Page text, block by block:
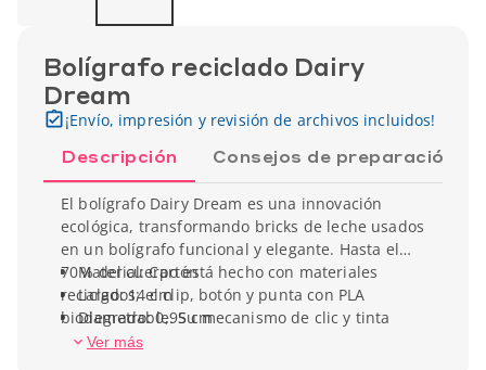
Bolígrafo reciclado Dairy
Dream
¡Envío, impresión y revisión de archivos incluidos!
Descripción Consejos de preparación
El bolígrafo Dairy Dream es una innovación
ecológica, transformando bricks de leche usados
en un bolígrafo funcional y elegante. Hasta el
70 % del cuerpo está hecho con materiales
reciclados; el clip, botón y punta con PLA
biodegradable. Su mecanismo de clic y tinta
negra proporcionan escritura fluida y fiable.
Material: Cartón
Largo: 14 cm
Diametro: 0,95 cm
Peso unitario: 5,5 g
Ver más